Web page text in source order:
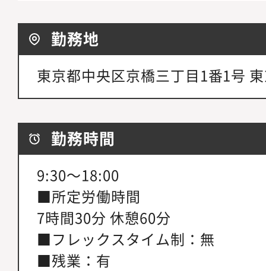
勤務地
東京都中央区京橋三丁目1番1号
勤務時間
9:30～18:00
■所定労働時間
7時間30分 休憩60分
■フレックスタイム制：無
■残業：有